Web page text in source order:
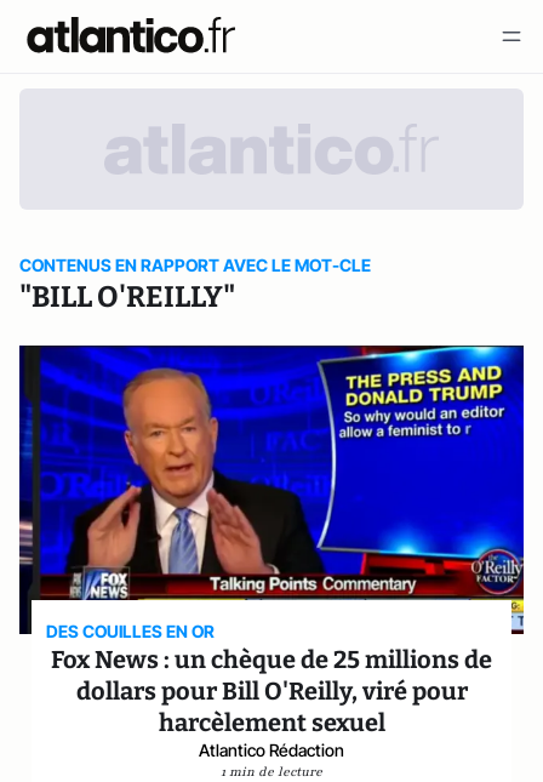
CONTENUS EN RAPPORT AVEC LE MOT-CLE
"BILL O'REILLY"
DES COUILLES EN OR
Fox News : un chèque de 25 millions de
dollars pour Bill O'Reilly, viré pour
harcèlement sexuel
Atlantico Rédaction
1 min de lecture